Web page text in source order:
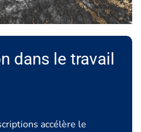
dans le travail
accélère le